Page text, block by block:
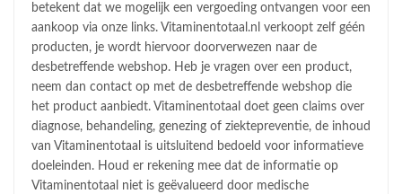
betekent dat we mogelijk een vergoeding ontvangen voor een
aankoop via onze links. Vitaminentotaal.nl verkoopt zelf géén
producten, je wordt hiervoor doorverwezen naar de
desbetreffende webshop. Heb je vragen over een product,
neem dan contact op met de desbetreffende webshop die
het product aanbiedt. Vitaminentotaal doet geen claims over
diagnose, behandeling, genezing of ziektepreventie, de inhoud
van Vitaminentotaal is uitsluitend bedoeld voor informatieve
doeleinden. Houd er rekening mee dat de informatie op
Vitaminentotaal niet is geëvalueerd door medische